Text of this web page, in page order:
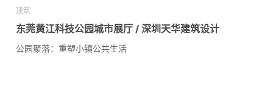
建筑
东莞黄江科技公园城市展厅 / 深圳天华建筑设计
公园聚落：重塑小镇公共生活